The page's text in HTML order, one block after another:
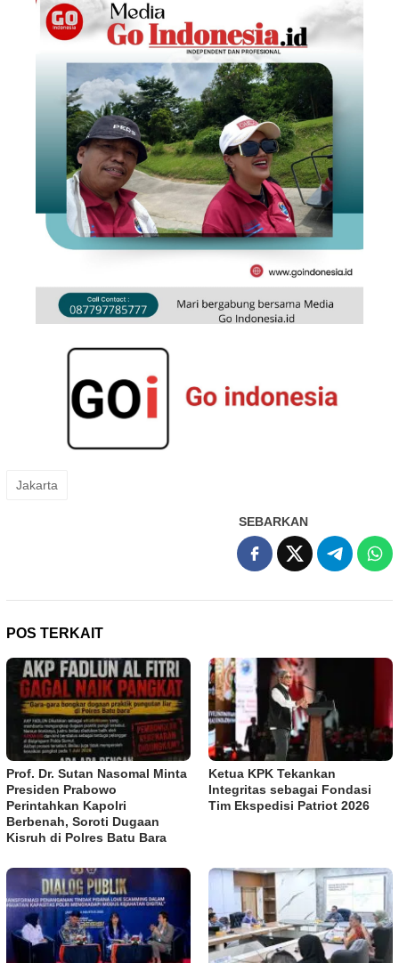
Jakarta
SEBARKAN
POS TERKAIT
Prof. Dr. Sutan Nasomal Minta
Presiden Prabowo
Perintahkan Kapolri
Berbenah, Soroti Dugaan
Kisruh di Polres Batu Bara
Ketua KPK Tekankan
Integritas sebagai Fondasi
Tim Ekspedisi Patriot 2026